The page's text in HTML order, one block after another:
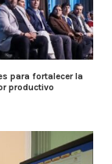
para fortalecer la
productivo